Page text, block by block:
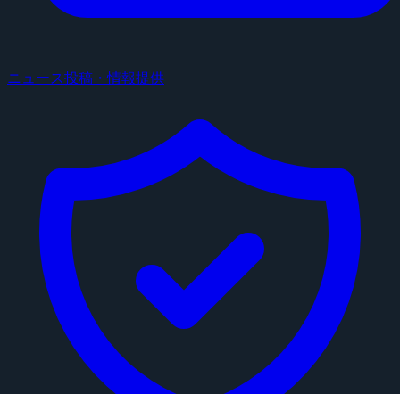
ニュース投稿・情報提供